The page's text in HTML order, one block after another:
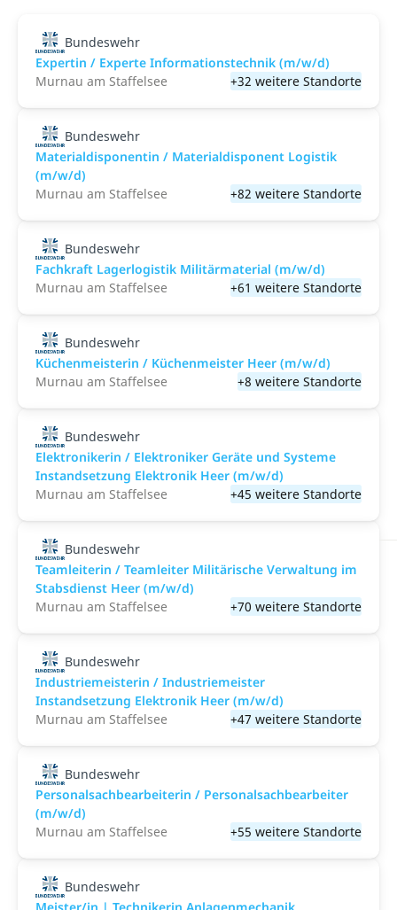
Bundeswehr
Expertin / Experte Informationstechnik (m/w/d)
Murnau am Staffelsee
+32 weitere Standorte
Bundeswehr
Materialdisponentin / Materialdisponent Logistik
(m/w/d)
Murnau am Staffelsee
+82 weitere Standorte
Bundeswehr
Fachkraft Lagerlogistik Militärmaterial (m/w/d)
Murnau am Staffelsee
+61 weitere Standorte
Bundeswehr
Küchenmeisterin / Küchenmeister Heer (m/w/d)
Murnau am Staffelsee
+8 weitere Standorte
Bundeswehr
Elektronikerin / Elektroniker Geräte und Systeme
Instandsetzung Elektronik Heer (m/w/d)
Murnau am Staffelsee
+45 weitere Standorte
Bundeswehr
Teamleiterin / Teamleiter Militärische Verwaltung im
Stabsdienst Heer (m/w/d)
Murnau am Staffelsee
+70 weitere Standorte
Bundeswehr
Industriemeisterin / Industriemeister
Instandsetzung Elektronik Heer (m/w/d)
Murnau am Staffelsee
+47 weitere Standorte
Bundeswehr
Personalsachbearbeiterin / Personalsachbearbeiter
(m/w/d)
Murnau am Staffelsee
+55 weitere Standorte
Bundeswehr